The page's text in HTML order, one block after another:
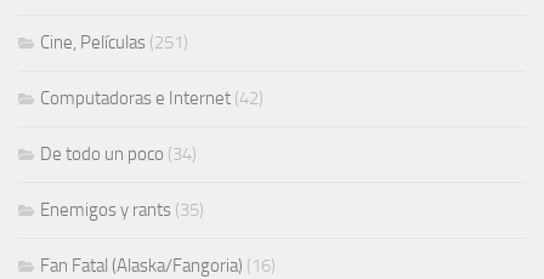
Cine, Películas (251)
Computadoras e Internet (42)
De todo un poco (34)
Enemigos y rants (35)
Fan Fatal (Alaska/Fangoria) (16)